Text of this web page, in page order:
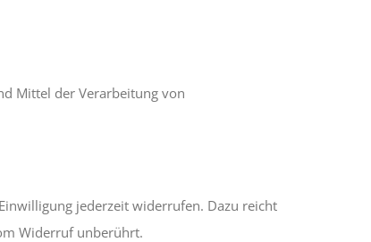
Mittel der Verarbeitung von
jederzeit widerrufen. Dazu reicht
Widerruf unberührt.